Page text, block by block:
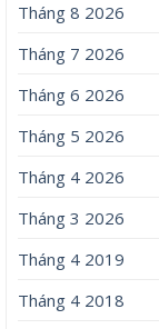
Tháng 8 2026
Tháng 7 2026
Tháng 6 2026
Tháng 5 2026
Tháng 4 2026
Tháng 3 2026
Tháng 4 2019
Tháng 4 2018